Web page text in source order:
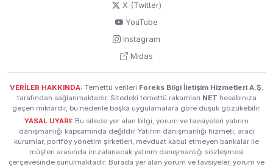
X (Twitter)
YouTube
Instagram
Midas
VERİLER HAKKINDA: Temettü verileri Foreks Bilgi İletişim Hizmetleri A.Ş.
tarafından sağlanmaktadır. Sitedeki temettü rakamları NET hesabınıza
geçen miktardır, bu nedenle başka uygulamalara göre düşük gözükebilir.
YASAL UYARI: Bu sitede yer alan bilgi, yorum ve tavsiyeleri yatırım
danışmanlığı kapsamında değildir. Yatırım danışmanlığı hizmeti; aracı
kurumlar, portföy yönetim şirketleri, mevduat kabul etmeyen bankalar ile
müşteri arasında imzalanacak yatırım danışmanlığı sözleşmesi
çerçevesinde sunulmaktadır. Burada yer alan yorum ve tavsiyeler, yorum ve